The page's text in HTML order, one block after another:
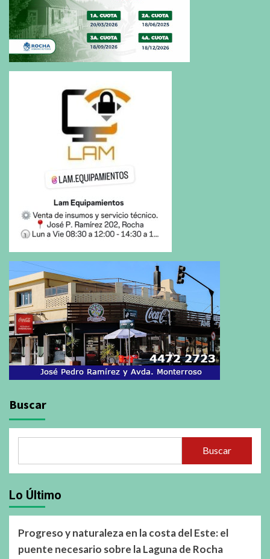
Buscar
Buscar
Lo Último
Progreso y naturaleza en la costa del Este: el
puente necesario sobre la Laguna de Rocha